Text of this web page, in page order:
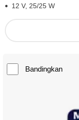
12 V, 25/25 W
Bandingkan